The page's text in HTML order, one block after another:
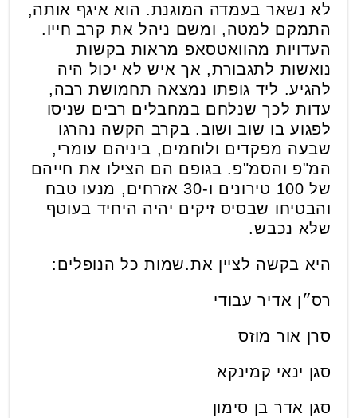
לא נשאר בעמדה המוגנת. הוא איגף אותה,
התמקם למטה, ומשם ניהל את קרב חייו.
העדויות מהוואטסאפ מראות בקשות
נואשות לתגבורת, אך איש לא יכול היה
להגיע. ליד גופתו נמצאה תחמושת רבה,
עדות לכך שנלחם במחבלים רבים שניסו
לפגוע בו שוב ושוב. בקרב הקשה נהרגו
שבעה מפקדים ולוחמים, ביניהם עומרי,
המ"פ והסמ"פ. בגופם הם הצילו את חייהם
של 100 טירונים ו-30 אזרחים, מנעו טבח
והבטיחו שבסיס זיקים יהיה היחיד בעוטף
שלא נכבש.
היא בקשה לציין את.שמות כל הנופלים:
רס״ן אדיר עבודי
סרן אור מוזס
סגן ינאי קמינקא
סגן אדר בן סימון